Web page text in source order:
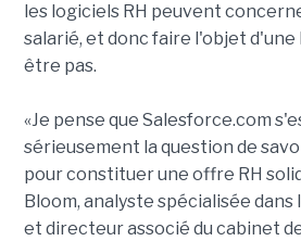
les logiciels RH peuvent
salarié, et donc faire l'objet d'une
être pas.
«Je pense que Salesforce.com
sérieusement la question de
pour constituer une offre RH
Bloom, analyste spécialisée dans
et directeur associé du cabinet